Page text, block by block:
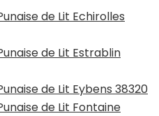
de Lit Echirolles
de Lit Estrablin
de Lit Eybens 38320
de Lit Fontaine